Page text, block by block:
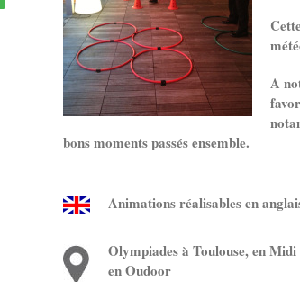
A
bons moments passés ensemble.
Animations réalisables en
Olympiades à Toulouse, en
en Oudoor